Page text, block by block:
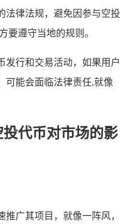
法律法规，避免因参与空投
要遵守当地的规则。
发行和交易活动，如果用户
可能会面临法律责任,就像
投代币对市场的影
广其项目，就像一阵风，